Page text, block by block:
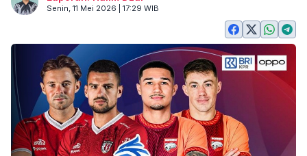
Senin, 11 Mei 2026 | 17:29 WIB